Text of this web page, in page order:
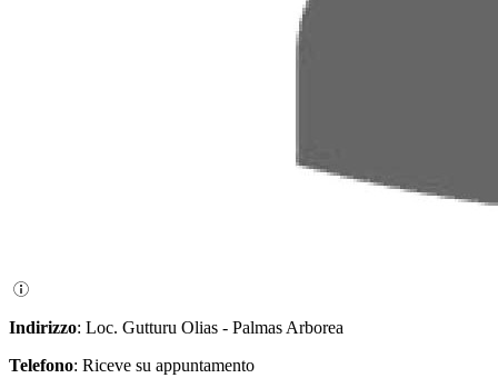
Indirizzo: Loc. Gutturu Olias - Palmas Arborea
Telefono: Riceve su appuntamento